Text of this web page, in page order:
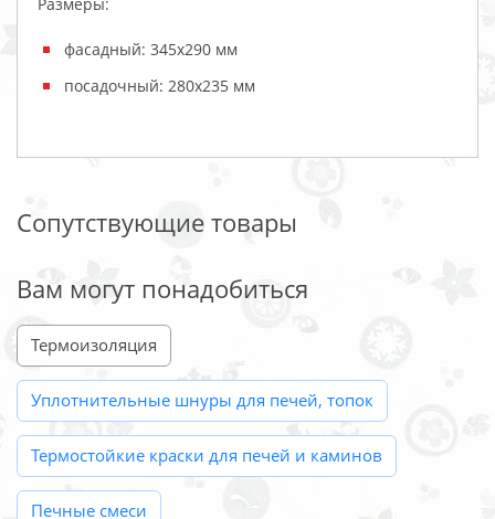
Размеры:
фасадный: 345х290 мм
посадочный: 280х235 мм
Сопутствующие товары
Вам могут понадобиться
Термоизоляция
Уплотнительные шнуры для печей, топок
Термостойкие краски для печей и каминов
Печные смеси